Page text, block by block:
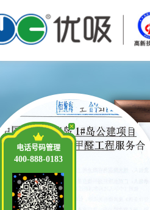
电话号码管理
400-888-0183